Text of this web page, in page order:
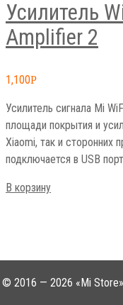
Усилитель
Amplifier 2
1,100Р
Усилитель сигнала Mi
площади покрытия и
Xiaomi, так и сторонних
подключается в USB
В корзину
© 2016 — 2026 «Mi Store»